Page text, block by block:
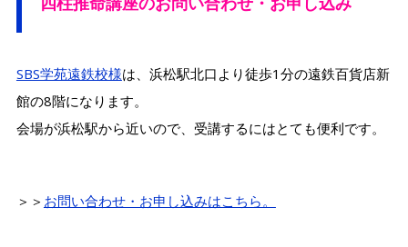
SBS学苑遠鉄校様は、浜松駅北口より徒歩1分の遠鉄百貨店新
館の8階になります。
会場が浜松駅から近いので、受講するにはとても便利です。
＞＞ お問い合わせ・お申し込みはこちら。